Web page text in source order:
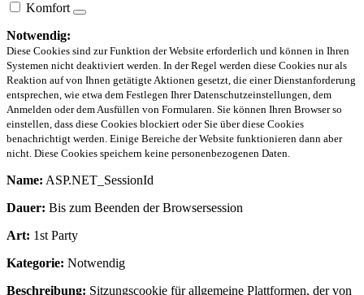
Komfort
Notwendig:
Diese Cookies sind zur Funktion der Website erforderlich und können in Ihren
Systemen nicht deaktiviert werden. In der Regel werden diese Cookies nur als
Reaktion auf von Ihnen getätigte Aktionen gesetzt, die einer Dienstanforderung
entsprechen, wie etwa dem Festlegen Ihrer Datenschutzeinstellungen, dem
Anmelden oder dem Ausfüllen von Formularen. Sie können Ihren Browser so
einstellen, dass diese Cookies blockiert oder Sie über diese Cookies
benachrichtigt werden. Einige Bereiche der Website funktionieren dann aber
nicht. Diese Cookies speichern keine personenbezogenen Daten.
Name: ASP.NET_SessionId
Dauer: Bis zum Beenden der Browsersession
Art: 1st Party
Kategorie: Notwendig
Beschreibung: Sitzungscookie für allgemeine Plattformen, der von